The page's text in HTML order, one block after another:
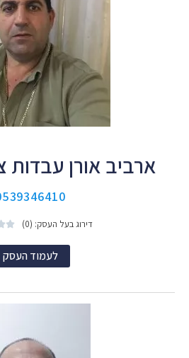
ארביב אורן עבדות
דירוג בעל העסק: (0) 
לעמוד העסק